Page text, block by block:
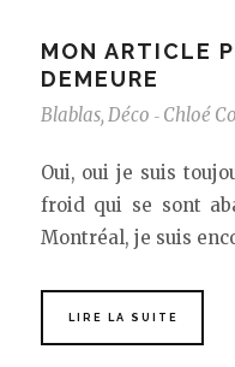
MON ARTICLE
DEMEURE
Blablas, Déco - Chloé
Oui, oui je suis
froid qui se sont
Montréal, je suis
LIRE LA SUITE